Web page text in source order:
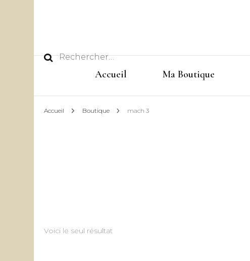
Rechercher :
Accueil Ma Boutique
Accueil Boutique mach 3
Voici le seul résultat